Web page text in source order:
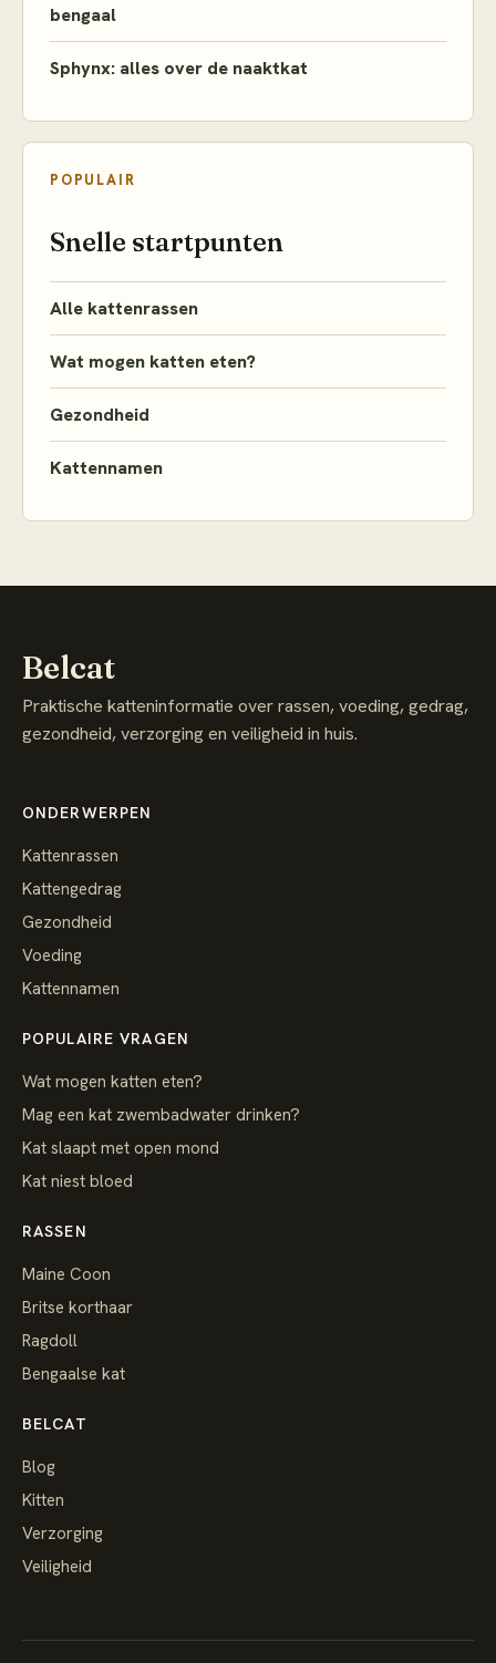
bengaal
Sphynx: alles over de naaktkat
POPULAIR
Snelle startpunten
Alle kattenrassen
Wat mogen katten eten?
Gezondheid
Kattennamen
Belcat
Praktische katteninformatie over rassen, voeding, gedrag,
gezondheid, verzorging en veiligheid in huis.
ONDERWERPEN
Kattenrassen
Kattengedrag
Gezondheid
Voeding
Kattennamen
POPULAIRE VRAGEN
Wat mogen katten eten?
Mag een kat zwembadwater drinken?
Kat slaapt met open mond
Kat niest bloed
RASSEN
Maine Coon
Britse korthaar
Ragdoll
Bengaalse kat
BELCAT
Blog
Kitten
Verzorging
Veiligheid